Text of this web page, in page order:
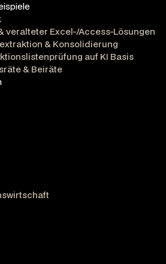
veralteter Excel-/Access-Lösungen
& Konsolidierung
auf KI Basis
& Beiräte